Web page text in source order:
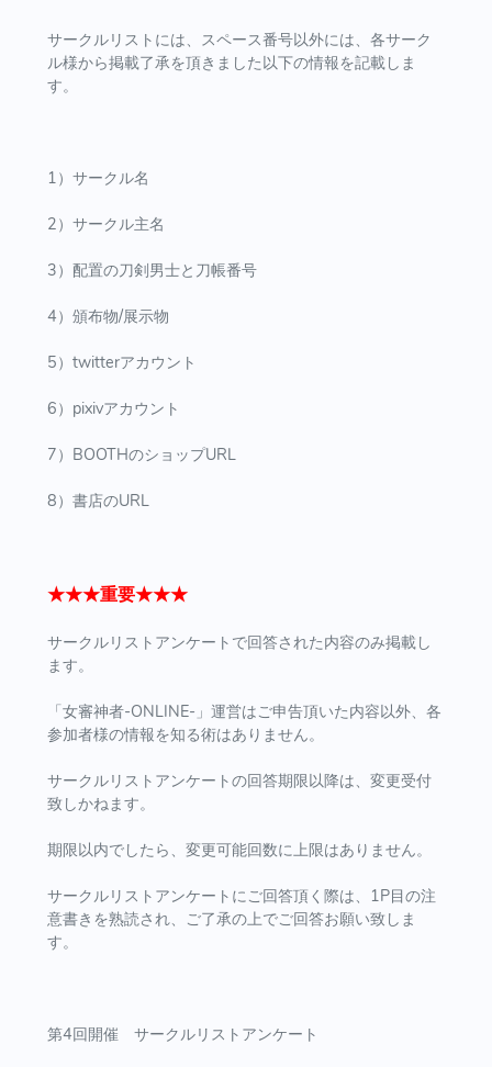
サークルリストには、スペース番号以外には、各サーク
ル様から掲載了承を頂きました以下の情報を記載しま
す。
1）サークル名
2）サークル主名
3）配置の刀剣男士と刀帳番号
4）頒布物/展示物
5）twitterアカウント
6）pixivアカウント
7）BOOTHのショップURL
8）書店のURL
★★★重要★★★
サークルリストアンケートで回答された内容のみ掲載し
ます。
「女審神者-ONLINE-」運営はご申告頂いた内容以外、各
参加者様の情報を知る術はありません。
サークルリストアンケートの回答期限以降は、変更受付
致しかねます。
期限以内でしたら、変更可能回数に上限はありません。
サークルリストアンケートにご回答頂く際は、1P目の注
意書きを熟読され、ご了承の上でご回答お願い致しま
す。
第4回開催 サークルリストアンケート